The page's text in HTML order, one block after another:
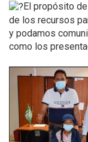
El propósito
de los recursos
y podamos
como los